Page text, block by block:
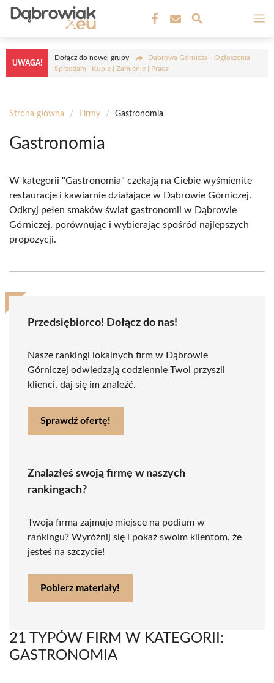
Przejdź
treści
UWAGA!
Dołącz do nowej grupy
Dąbrowa Górnicza - Ogłoszenia |
Sprzedam | Kupię | Zamienię | Praca
Strona główna / Firmy / Gastronomia
Gastronomia
W kategorii "Gastronomia" czekają na Ciebie wyśmienite
restauracje i kawiarnie działające w Dąbrowie Górniczej.
Odkryj pełen smaków świat gastronomii w Dąbrowie
Górniczej, porównując i wybierając spośród najlepszych
propozycji.
Przedsiębiorco! Dołącz do nas!
Nasze rankingi lokalnych firm w Dąbrowie
Górniczej odwiedzają codziennie Twoi przyszli
klienci, daj się im znaleźć.
Sprawdź ofertę!
Znalazłeś swoją firmę w naszych
rankingach?
Twoja firma zajmuje miejsce na podium w
rankingu? Wyróżnij się i pokaż swoim klientom, że
jesteś na szczycie!
Pobierz materiały!
21 TYPÓW FIRM W KATEGORII:
GASTRONOMIA